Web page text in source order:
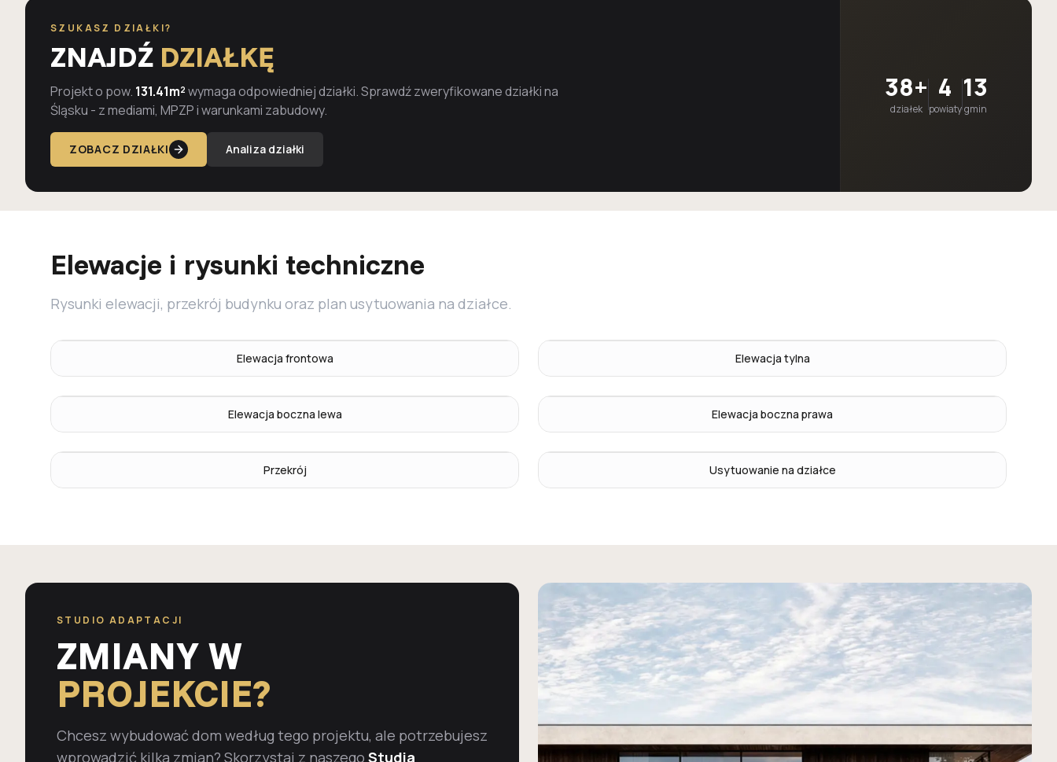
SZUKASZ DZIAŁKI?
ZNAJDŹ DZIAŁKĘ
Projekt o pow. 131.41m²wymaga odpowiedniej działki. Sprawdź zweryfikowane działki na
Śląsku - z mediami, MPZP i warunkami zabudowy.
ZOBACZ DZIAŁKI Analiza działki
38+
działek
4
powiaty
13
gmin
Elewacje i rysunki techniczne
Rysunki elewacji, przekrój budynku oraz plan usytuowania na działce.
Elewacja frontowa Elewacja tylna
Elewacja boczna lewa Elewacja boczna prawa
Przekrój Usytuowanie na działce
STUDIO ADAPTACJI
ZMIANY W
PROJEKCIE?
Chcesz wybudować dom według tego projektu, ale potrzebujesz
wprowadzić kilka zmian? Skorzystaj z naszego Studia